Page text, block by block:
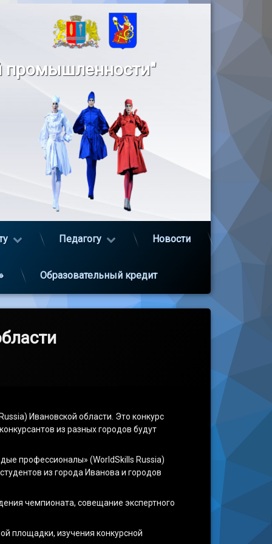
промышленности"
Педагогу Новости
Образовательный кредит
Ивановской области. Это конкурс
из разных городов будут
профессионалы» (WorldSkills Russia)
из города Иванова и городов
чемпионата, совещание экспертного
площадки, изучения конкурсной